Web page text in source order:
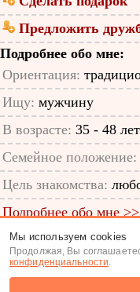
Предложить
Подробнее обо мне:
Ориентация:
Ищу: мужчину
В возрасте: 35 - 48 лет
Семейное положение:
Цель знакомства:
Подробнее обо мне >>
ID анкеты: 63619846
Знакомства|Поиск
Мы используем cookies
Продолжая, Вы
конфиденциальности.